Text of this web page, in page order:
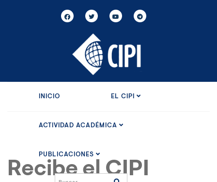
INICIO EL CIPI
ACTIVIDAD ACADÉMICA
PUBLICACIONES
Recibe el CIPI